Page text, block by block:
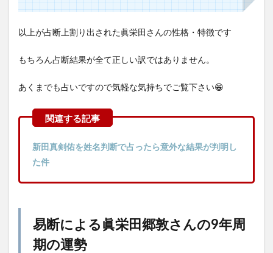
以上が占断上割り出された眞栄田さんの性格・特徴です
もちろん占断結果が全て正しい訳ではありません。
あくまでも占いですので気軽な気持ちでご覧下さい😁
新田真剣佑を姓名判断で占ったら意外な結果が判明し
た件
易断による眞栄田郷敦さんの9年周
期の運勢